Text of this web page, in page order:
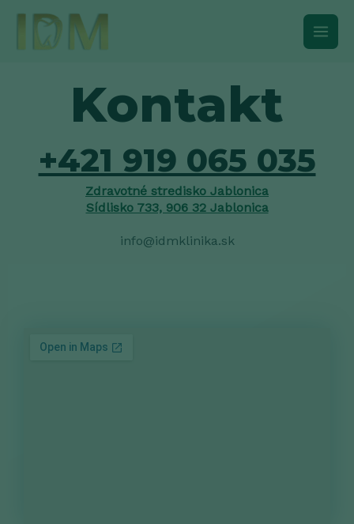
Main
Kontakt
+421 919 065 035
Zdravotné stredisko Jablonica
Sídlisko 733, 906 32 Jablonica
info@idmklinika.sk